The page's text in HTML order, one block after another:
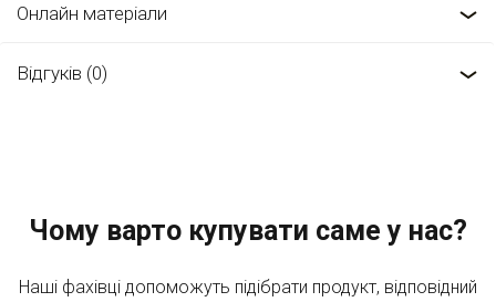
Онлайн матеріали
Відгуків (0)
Чому варто купувати саме у нас?
Наші фахівці допоможуть підібрати продукт, відповідний